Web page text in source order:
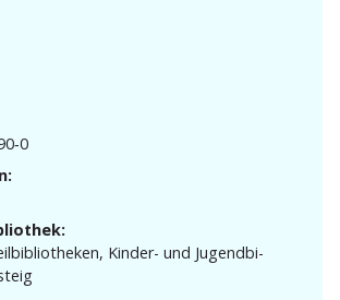
Kinder- und Jugend­bi­